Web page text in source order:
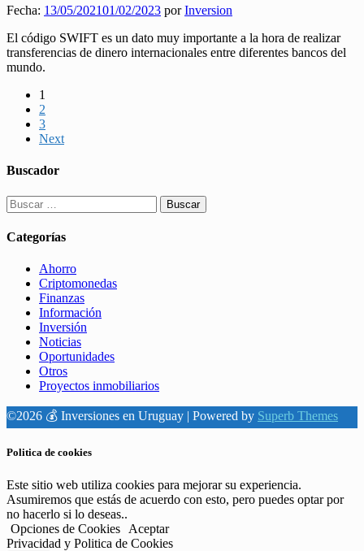
Fecha: 13/05/202101/02/2023 porInversion
El código SWIFT es un dato muy importante a la hora de realizar
transferencias de dinero internacionales entre diferentes bancos del
mundo.
1
2
3
Next
Buscador
Buscar:
Categorías
Ahorro
Criptomonedas
Finanzas
Información
Inversión
Noticias
Oportunidades
Otros
Proyectos inmobiliarios
©2026 💰 Inversiones en Uruguay | Powered by Superb Themes
Politica de cookies
Este sitio web utiliza cookies para mejorar su experiencia.
Asumiremos que estás de acuerdo con esto, pero puedes optar por
no hacerlo si lo deseas..
Opciones de Cookies
Aceptar
Privacidad y Politica de Cookies